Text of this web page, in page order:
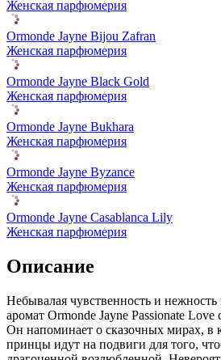
Женская парфюмерия
Ormonde Jayne Bijou Zafran
Женская парфюмерия
Ormonde Jayne Black Gold
Женская парфюмерия
Ormonde Jayne Bukhara
Женская парфюмерия
Ormonde Jayne Byzance
Женская парфюмерия
Ormonde Jayne Casablanca Lily
Женская парфюмерия
Описание
Небывалая чувственность и
аромат Ormonde Jayne Passionate Love
Он напоминает о сказочных мирах, в
принцы идут на подвиги для того,